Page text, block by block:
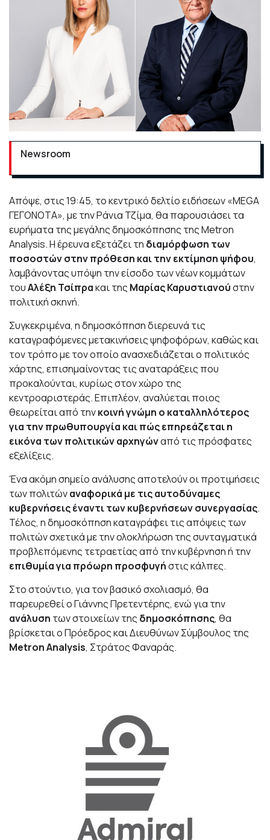
Newsroom
Απόψε, στις 19:45, το κεντρικό δελτίο ειδήσεων «MEGA
ΓΕΓΟΝΟΤΑ», με τηνΡάνια Τζίμα, θα παρουσιάσει τα
ευρήματα της μεγάλης δημοσκόπησης της Metron
Analysis. Η έρευνα εξετάζει τη διαμόρφωση των
ποσοστών στην πρόθεση και την εκτίμηση ψήφου,
λαμβάνοντας υπόψη την είσοδο των νέων κομμάτων
τουΑλέξη Τσίπρακαι της Μαρίας Καρυστιανούστην
πολιτική σκηνή.
Συγκεκριμένα, η δημοσκόπηση διερευνά τις
καταγραφόμενες μετακινήσεις ψηφοφόρων, καθώς και
τον τρόπο με τον οποίο ανασχεδιάζεται ο πολιτικός
χάρτης, επισημαίνοντας τις αναταράξεις που
προκαλούνται, κυρίως στον χώρο της
κεντροαριστεράς. Επιπλέον, αναλύεται ποιος
θεωρείται από τηνκοινή γνώμη ο καταλληλότερος
για την πρωθυπουργία και πώς επηρεάζεται η
εικόνα των πολιτικών αρχηγώναπό τις πρόσφατες
εξελίξεις.
Ένα ακόμη σημείο ανάλυσης αποτελούν οι προτιμήσεις
των πολιτώναναφορικά με τις αυτοδύναμες
κυβερνήσεις έναντι των κυβερνήσεων συνεργασίας.
Τέλος, η δημοσκόπηση καταγράφει τις απόψεις των
πολιτών σχετικά με την ολοκλήρωση της συνταγματικά
προβλεπόμενης τετραετίας από την κυβέρνηση ή την
επιθυμία για πρόωρη προσφυγήστις κάλπες.
Στο στούντιο, για τον βασικό σχολιασμό, θα
παρευρεθεί ο Γιάννης Πρετεντέρης, ενώ για την
ανάλυση των στοιχείων της δημοσκόπησης, θα
βρίσκεται ο Πρόεδρος και Διευθύνων Σύμβουλος της
Metron Analysis, Στράτος Φαναράς.